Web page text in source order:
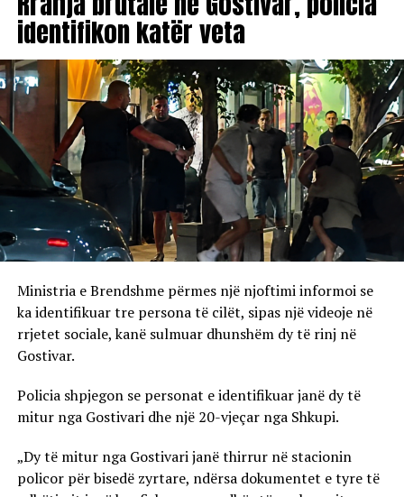
identifikon katër veta
Ministria e Brendshme përmes një njoftimi informoi se
ka identifikuar tre persona të cilët, sipas një videoje në
rrjetet sociale, kanë sulmuar dhunshëm dy të rinj në
Gostivar.
Policia shpjegon se personat e identifikuar janë dy të
mitur nga Gostivari dhe një 20-vjeçar nga Shkupi.
„Dy të mitur nga Gostivari janë thirrur në stacionin
policor për bisedë zyrtare, ndërsa dokumentet e tyre të